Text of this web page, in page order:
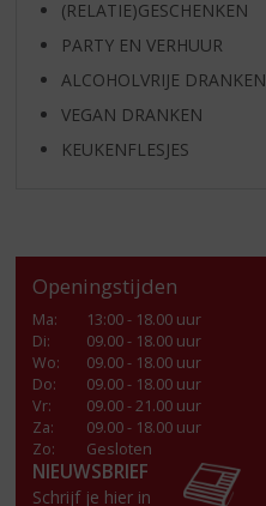
(RELATIE)GESCHENKEN
PARTY EN VERHUUR
ALCOHOLVRIJE DRANKEN
VEGAN DRANKEN
KEUKENFLESJES
Openingstijden
Ma:
13:00 - 18.00 uur
Di:
09.00 - 18.00 uur
Wo:
09.00 - 18.00 uur
Do:
09.00 - 18.00 uur
Vr:
09.00 - 21.00 uur
Za:
09.00 - 18.00 uur
Zo:
Gesloten
NIEUWSBRIEF
Schrijf je hier in